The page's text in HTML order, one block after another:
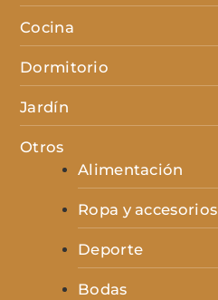
Cocina
Dormitorio
Jardín
Otros
Alimentación
Ropa y accesorios
Deporte
Bodas